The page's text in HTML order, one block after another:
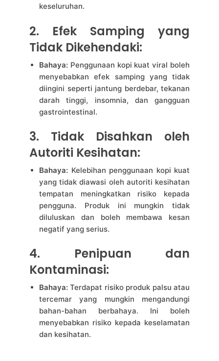
keseluruhan.
2. Efek Samping yang
Tidak Dikehendaki:
Bahaya: Penggunaan kopi kuat viral boleh
menyebabkan efek samping yang tidak
diingini seperti jantung berdebar, tekanan
darah tinggi, insomnia, dan gangguan
gastrointestinal.
3. Tidak Disahkan oleh
Autoriti Kesihatan:
Bahaya: Kelebihan penggunaan kopi kuat
yang tidak diawasi oleh autoriti kesihatan
tempatan meningkatkan risiko kepada
pengguna. Produk ini mungkin tidak
diluluskan dan boleh membawa kesan
negatif yang serius.
4. Penipuan dan
Kontaminasi:
Bahaya: Terdapat risiko produk palsu atau
tercemar yang mungkin mengandungi
bahan-bahan berbahaya. Ini boleh
menyebabkan risiko kepada keselamatan
dan kesihatan.